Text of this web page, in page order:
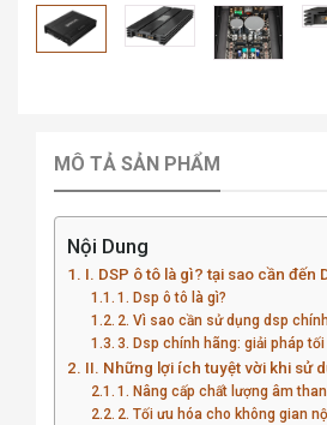
MÔ TẢ SẢN PHẨM
Nội Dung
I. DSP ô tô là gì? tại sao cần đến
1. Dsp ô tô là gì?
2. Vì sao cần sử dụng dsp
3. Dsp chính hãng: giải pháp
II. Những lợi ích tuyệt vời khi sử
1. Nâng cấp chất lượng âm
2. Tối ưu hóa cho không gian